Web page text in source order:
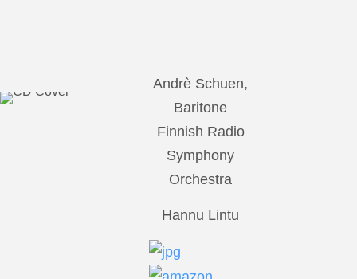
Andrè Schuen,
Baritone
Finnish Radio
Symphony
Orchestra
Hannu Lintu